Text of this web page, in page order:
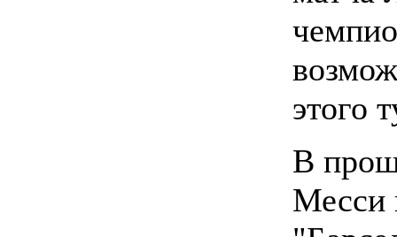
этого
В
Месси